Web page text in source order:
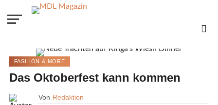
FASHION & MORE
Das Oktoberfest kann kommen
Von Redaktion